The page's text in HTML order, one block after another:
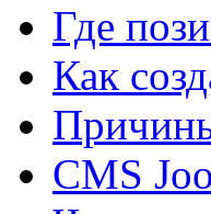
Где
Как
CMS